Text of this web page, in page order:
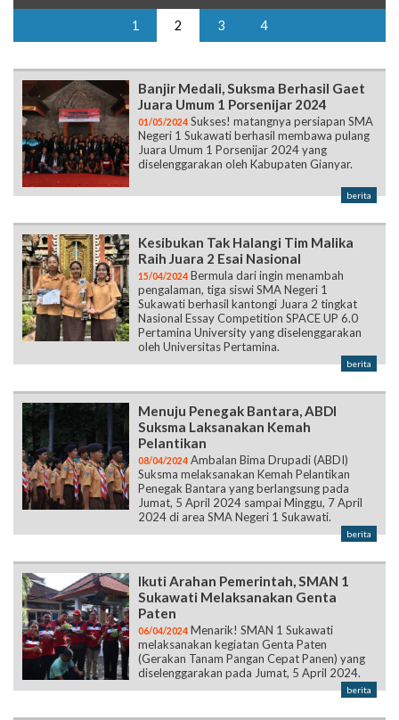
Banjir Medali, Suksma Berhasil Gaet
Juara Umum 1 Porsenijar 2024
Negeri 1 Sukawati berhasil membawa pulang
Juara Umum 1 Porsenijar 2024 yang
diselenggarakan oleh Kabupaten Gianyar.
berita
Raih Juara 2 Esai Nasional
pengalaman, tiga siswi SMA Negeri 1
Sukawati berhasil kantongi Juara 2 tingkat
Nasional Essay Competition SPACE UP 6.0
Pertamina University yang diselenggarakan
oleh Universitas Pertamina.
berita
Menuju Penegak Bantara, ABDI
Suksma Laksanakan Kemah
Suksma melaksanakan Kemah Pelantikan
Penegak Bantara yang berlangsung pada
Jumat, 5 April 2024 sampai Minggu, 7 April
2024 di area SMA Negeri 1 Sukawati.
berita
Ikuti Arahan Pemerintah, SMAN 1
Sukawati Melaksanakan Genta
melaksanakan kegiatan Genta Paten
(Gerakan Tanam Pangan Cepat Panen) yang
diselenggarakan pada Jumat, 5 April 2024.
Mengesankan! Siswa Suksma Raih
Runner-Up 2 Duta Pariwisata Bali